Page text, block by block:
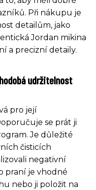
Při nákupu je
detailům, jako
Jordan mikina
a precizní detaily.
udržitelnost
pro její
se prát ji
Je důležité
čisticích
negativní
praní je vhodné
nebo ji položit na